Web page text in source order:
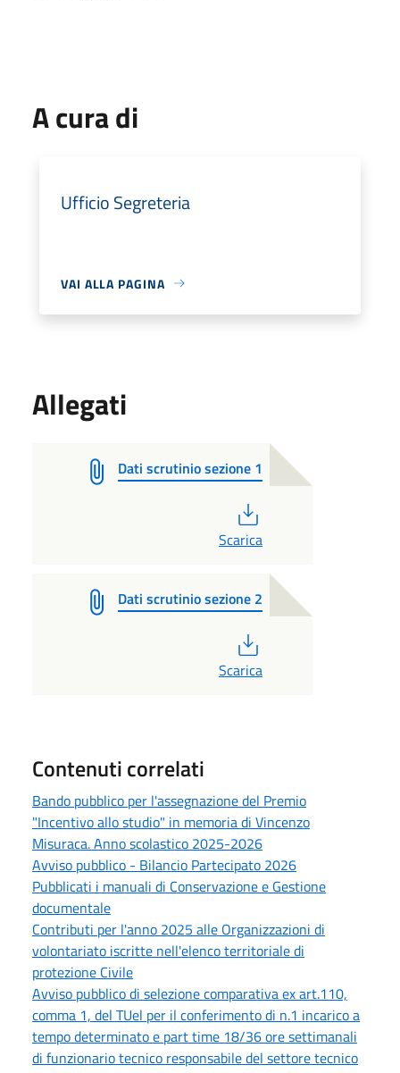
A cura di
Ufficio Segreteria
VAI ALLA PAGINA
Allegati
Dati scrutinio sezione 1
Scarica
Dati scrutinio sezione 2
Scarica
Contenuti correlati
Bando pubblico per l'assegnazione del Premio
"Incentivo allo studio" in memoria di Vincenzo
Misuraca. Anno scolastico 2025-2026
Avviso pubblico - Bilancio Partecipato 2026
Pubblicati i manuali di Conservazione e Gestione
documentale
Contributi per l'anno 2025 alle Organizzazioni di
volontariato iscritte nell'elenco territoriale di
protezione Civile
Avviso pubblico di selezione comparativa ex art.110,
comma 1, del TUel per il conferimento di n.1 incarico a
tempo determinato e part time 18/36 ore settimanali
di funzionario tecnico responsabile del settore tecnico